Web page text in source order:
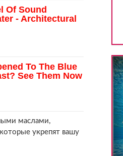
маслами,
укрепят вашу